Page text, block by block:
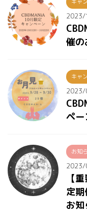
2023/
催の
キャ
ペ
お知
【
定
お知